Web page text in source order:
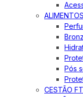
ALIMENTOS
Pós
CESTÃO